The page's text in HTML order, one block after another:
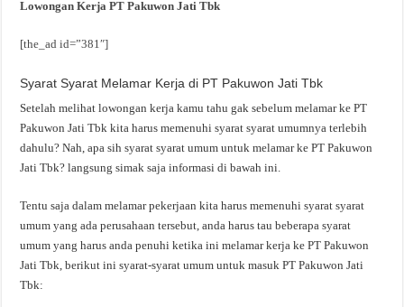
Lowongan Kerja PT Pakuwon Jati Tbk
[the_ad id=”381″]
Syarat Syarat Melamar Kerja di PT Pakuwon Jati Tbk
Setelah melihat lowongan kerja kamu tahu gak sebelum melamar ke PT
Pakuwon Jati Tbk kita harus memenuhi syarat syarat umumnya terlebih
dahulu? Nah, apa sih syarat syarat umum untuk melamar ke PT Pakuwon
Jati Tbk? langsung simak saja informasi di bawah ini.
Tentu saja dalam melamar pekerjaan kita harus memenuhi syarat syarat
umum yang ada perusahaan tersebut, anda harus tau beberapa syarat
umum yang harus anda penuhi ketika ini melamar kerja ke PT Pakuwon
Jati Tbk, berikut ini syarat-syarat umum untuk masuk PT Pakuwon Jati
Tbk: